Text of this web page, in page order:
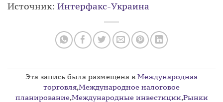
Источник: Интерфакс-Украина
Эта запись была размещена в Международная
торговля,Международное налоговое
планирование,Международные инвестиции,Рынки